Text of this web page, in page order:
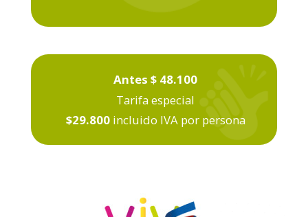
Antes $ 48.100
Tarifa especial
$29.800incluido IVA por persona